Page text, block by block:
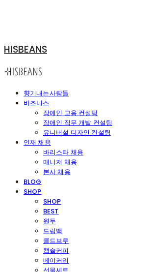
HISBEANS
향기내는사람들
비즈니스
장애인 고용 컨설팅
장애인 직무 개발 컨설팅
유니버설 디자인 컨설팅
인재 채용
바리스타 채용
매니저 채용
본사 채용
BLOG
SHOP
SHOP
BEST
원두
드립백
콜드브루
캡슐커피
베이커리